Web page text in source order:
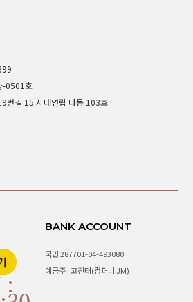
-0501호
번길 15 시대연립 다동 103호
:
BANK ACCOUNT
국민 287701-04-493080
예금주 : 고진태(컴퍼니 JM)